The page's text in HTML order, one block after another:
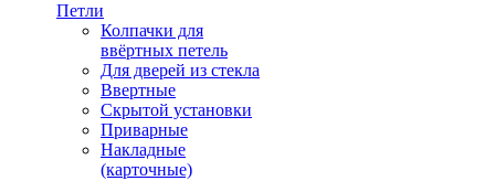
Петли
Колпачки для
ввёртных петель
Для дверей из стекла
Ввертные
Скрытой установки
Приварные
Накладные
(карточные)